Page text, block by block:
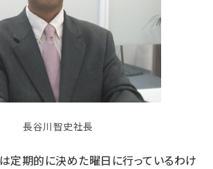
長谷川智史社長
定期的に決めた曜日に行っているわけ